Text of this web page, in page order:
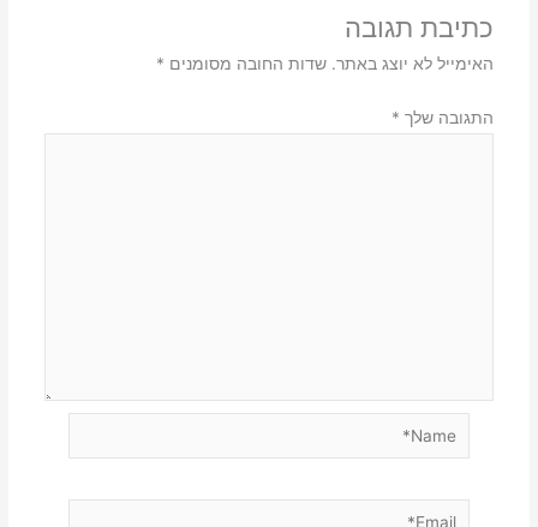
כתיבת תגובה
האימייל לא יוצג באתר. שדות החובה מסומנים *
התגובה שלך *
Email*